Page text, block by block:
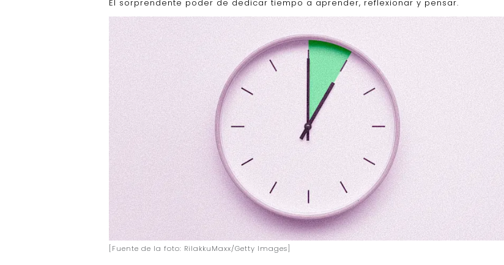
El sorprendente poder de dedicar tiempo a aprender, reflexionar y pensar.
[Fuente de la foto: RilakkuMaxx/Getty Images]